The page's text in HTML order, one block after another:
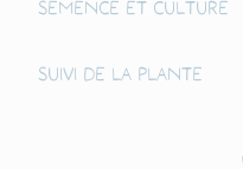
Semence et culture
Suivi de la plante